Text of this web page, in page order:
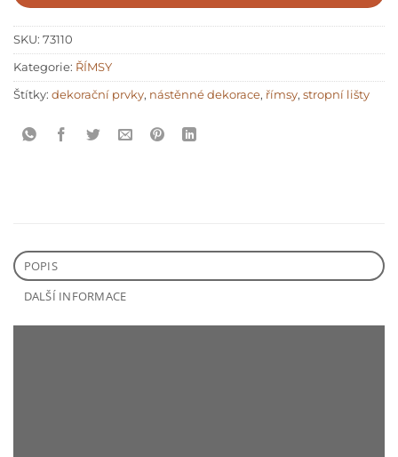
SKU: 73110
Kategorie: ŘÍMSY
Štítky: dekorační prvky, nástěnné dekorace, římsy, stropní lišty
POPIS
DALŠÍ INFORMACE